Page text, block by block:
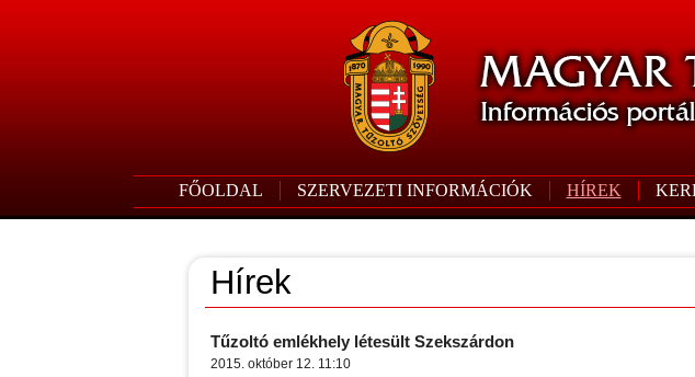
FŐOLDAL SZERVEZETI INFORMÁCIÓK HÍREK
Hírek
Tűzoltó emlékhely létesült Szekszárdon
2015. október 12. 11:10